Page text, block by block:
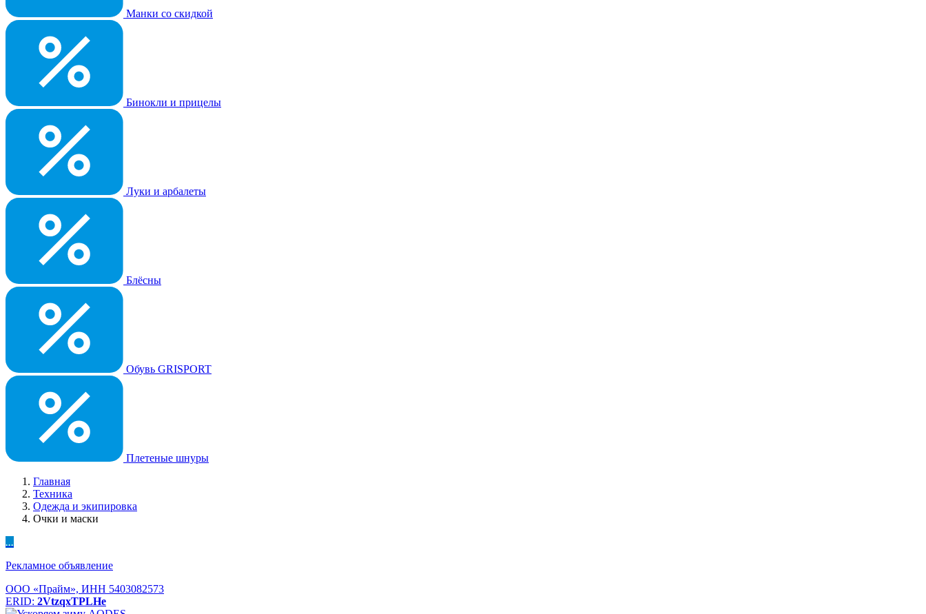
Манки со скидкой
Бинокли и прицелы
Луки и арбалеты
Блёсны
Обувь GRISPORT
Плетеные шнуры
Главная
Техника
Одежда и экипировка
Очки и маски
...
Рекламное объявление
ООО «Прайм», ИНН 5403082573
ERID: 2VtzqxTPLHe